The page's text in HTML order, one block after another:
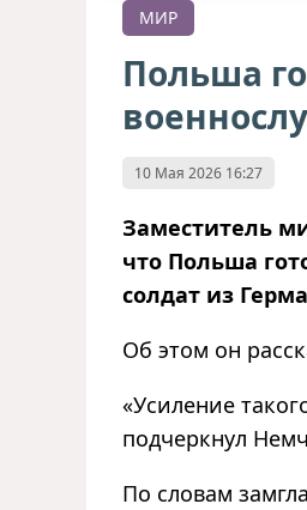
МИР
Польша
10 Мая 2026 16:27
Заместитель
что Польша
солдат из
Об этом он
«Усиление
подчеркнул
По словам